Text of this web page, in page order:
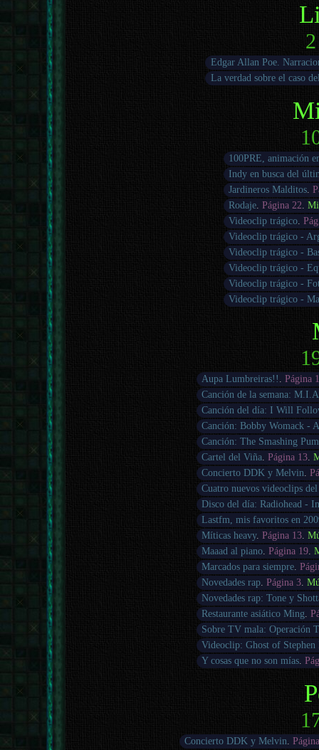
Edgar Allan Poe.
La verdad sobre el caso
100PRE, animación
Indy en busca del
Jardineros Malditos .
Rodaje .Página 22 .
Videoclip trágico .
Videoclip trágico -
Videoclip trágico -
Videoclip trágico -
Videoclip trágico -
Videoclip trágico -
Aupa Lumbreiras!! .Página
Canción de la semana:
Canción del día: I Will
Canción: Bobby Womack -
Canción: The Smashing
Cartel del Viña.Página 13.
Concierto DDK y Melvin.
Cuatro nuevos videoclips
Disco del día: Radiohead -
Lastfm, mis favoritos en
Míticas heavy.Página 13.
Maaad al piano.Página 19.
Marcados para siempre.
Novedades rap.Página 3.
Novedades rap: Tone y
Restaurante asiático Ming.
Sobre TV mala: Operación
Videoclip: Ghost of Stephen
Y cosas que no son mías.
Concierto DDK y Melvin .